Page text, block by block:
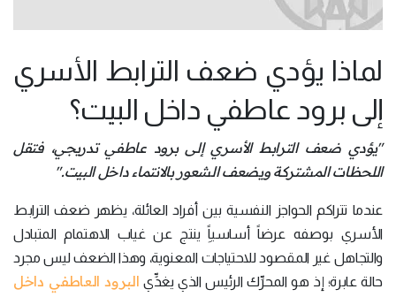
لماذا يؤدي ضعف الترابط الأسري
إلى برود عاطفي داخل البيت؟
"يؤدي ضعف الترابط الأسري إلى برود عاطفي تدريجي، فتقل
اللحظات المشتركة ويضعف الشعور بالانتماء داخل البيت."
عندما تتراكم الحواجز النفسية بين أفراد العائلة، يظهر ضعف الترابط
الأسري بوصفه عرضاً أساسياًِ ينتج عن غياب الاهتمام المتبادل
والتجاهل غير المقصود للاحتياجات المعنوية، وهذا الضعف ليس مجرد
حالة عابرة؛ إذ هو المحرِّك الرئيس الذي يغذِّي البرود العاطفي داخل